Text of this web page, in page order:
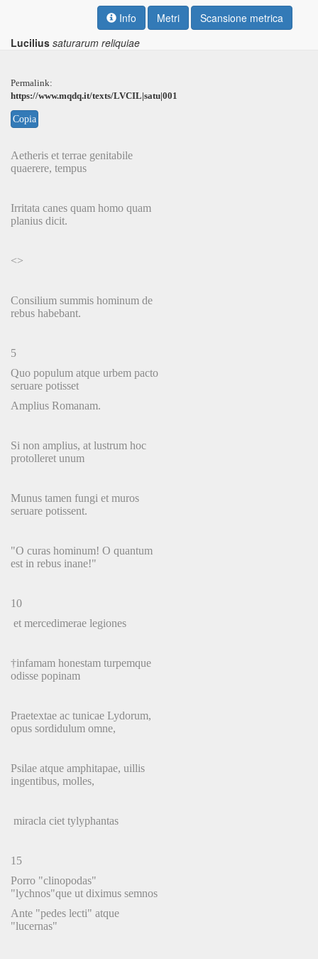
Info Metri
Scansione metrica
Lucilius saturarum reliquiae
Permalink:
https://www.mqdq.it/texts/LVCIL|satu|001
Copia
Aetheris et terrae genitabile
quaerere, tempus
Irritata canes quam homo quam
planius dicit.
<>
Consilium summis hominum de
rebus habebant.
5
Quo populum atque urbem pacto
seruare potisset
Amplius Romanam.
Si non amplius, at lustrum hoc
protolleret unum
Munus tamen fungi et muros
seruare potissent.
"O curas hominum! O quantum
est in rebus inane!"
10
et mercedimerae legiones
†infamam honestam turpemque
odisse popinam
Praetextae ac tunicae Lydorum,
opus sordidulum omne,
Psilae atque amphitapae, uillis
ingentibus, molles,
miracla ciet tylyphantas
15
Porro "clinopodas"
"lychnos"que ut diximus semnos
Ante "pedes lecti" atque
"lucernas"